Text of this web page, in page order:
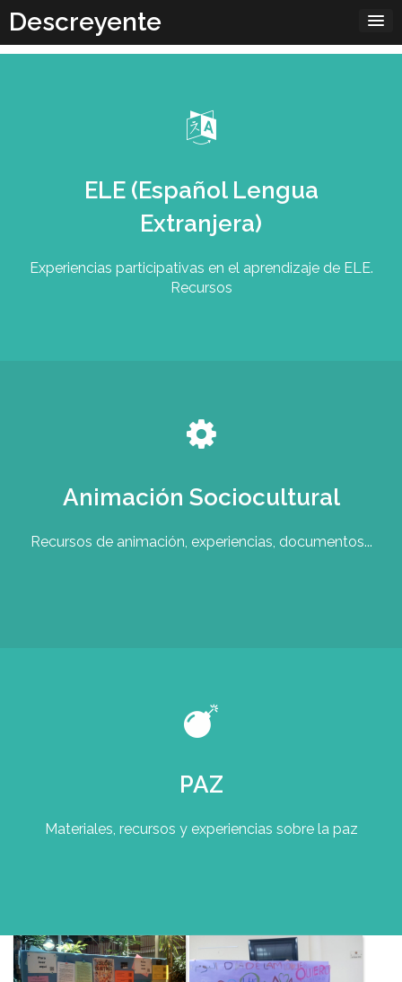
content
Descreyente
ELE (Español Lengua
Extranjera)
Experiencias participativas en el aprendizaje de ELE.
Recursos
Animación Sociocultural
Recursos de animación, experiencias, documentos...
PAZ
Materiales, recursos y experiencias sobre la paz